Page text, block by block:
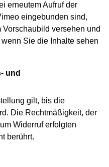
erneutem Aufruf der
eingebunden sind,
versehen und
Sie die Inhalte sehen
gilt, bis die
Die Rechtmäßigkeit, der
Widerruf erfolgten
berührt.